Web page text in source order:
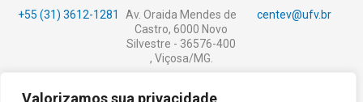
Valorizamos sua privacidade
+55 (31) 3612-1281
Av. Oraida Mendes de
Castro, 6000 Novo
Silvestre - 36576-400
, Viçosa/MG.
centev@ufv.br